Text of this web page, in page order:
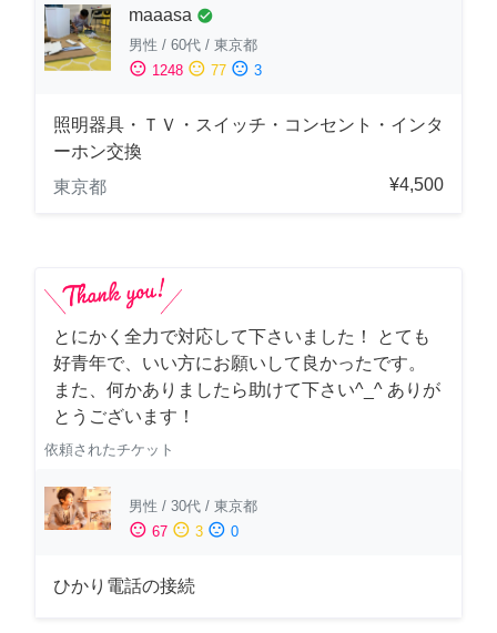
maaasa check_circle
男性 / 60代 / 東京都
sentiment_satisfied 1248 sentiment_neutral 77 sentiment_dissatisfied 3
照明器具・ＴＶ・スイッチ・コンセント・インタ
ーホン交換
東京都
¥4,500
とにかく全力で対応して下さいました！ とても
好青年で、いい方にお願いして良かったです。
また、何かありましたら助けて下さい^_^ ありが
とうございます！
依頼されたチケット
男性 / 30代 / 東京都
sentiment_satisfied 67 sentiment_neutral 3 sentiment_dissatisfied 0
ひかり電話の接続